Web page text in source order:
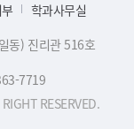
학과사무실
동) 진리관 516호
7719
RESERVED.